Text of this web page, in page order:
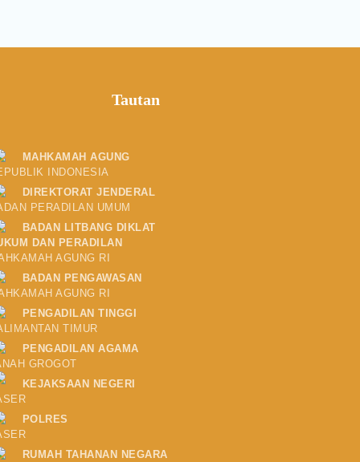
Tautan
MAHKAMAH AGUNG
INDONESIA
DIREKTORAT JENDERAL
PERADILAN UMUM
BADAN LITBANG DIKLAT
DAN PERADILAN
AGUNG RI
BADAN PENGAWASAN
AGUNG RI
PENGADILAN TINGGI
TIMUR
PENGADILAN AGAMA
GROGOT
KEJAKSAAN NEGERI
POLRES
RUMAH TAHANAN NEGARA